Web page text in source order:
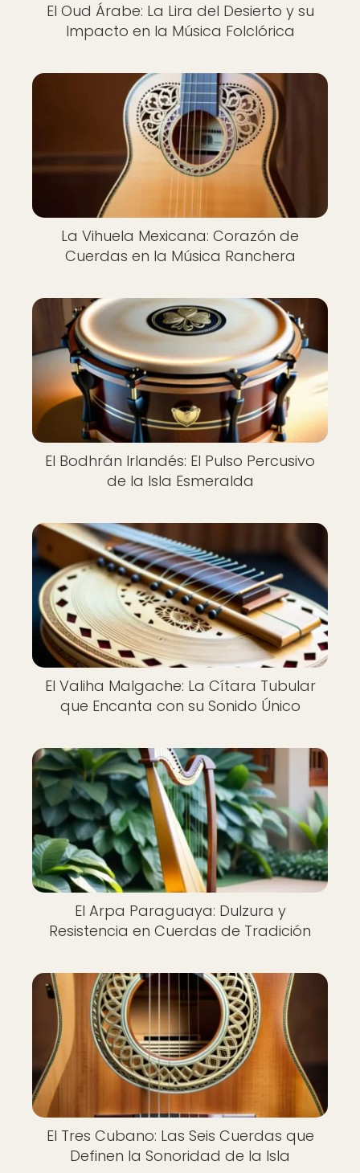
El Oud Árabe: La Lira del Desierto y su
Impacto en la Música Folclórica
La Vihuela Mexicana: Corazón de
Cuerdas en la Música Ranchera
El Bodhrán Irlandés: El Pulso Percusivo
de la Isla Esmeralda
El Valiha Malgache: La Cítara Tubular
que Encanta con su Sonido Único
El Arpa Paraguaya: Dulzura y
Resistencia en Cuerdas de Tradición
El Tres Cubano: Las Seis Cuerdas que
Definen la Sonoridad de la Isla